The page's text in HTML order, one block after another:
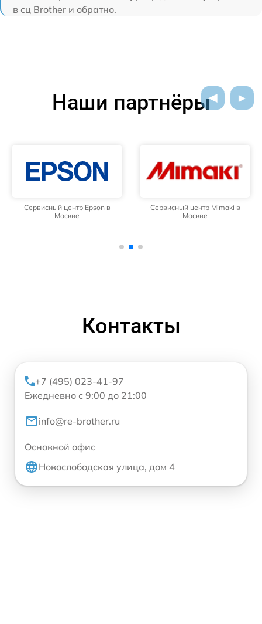
в сц Brother и обратно.
Наши партнёры
Сервисный центр Epson в
Москве
Сервисный центр Mimaki в
Москве
Контакты
+7 (495) 023-41-97
Ежедневно с 9:00 до 21:00
info@re-brother.ru
Основной офис
Новослободская улица, дом 4